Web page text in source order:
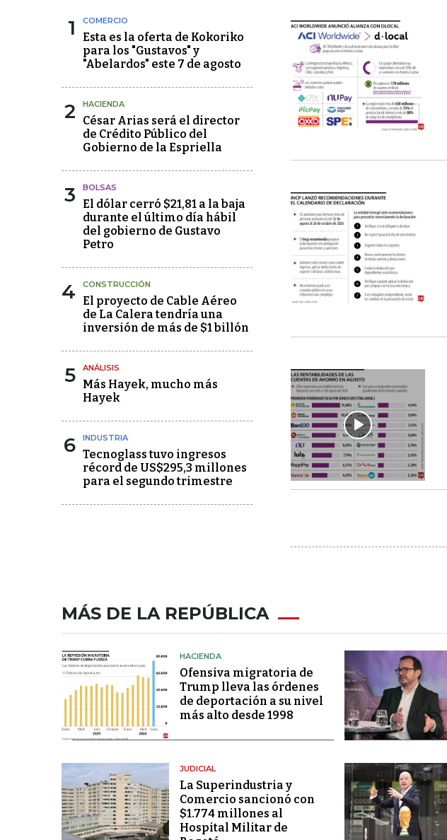
1 COMERCIO
Esta es la oferta de Kokoriko
para los "Gustavos" y
"Abelardos" este 7 de agosto
2 HACIENDA
César Arias será el director
de Crédito Público del
Gobierno de la Espriella
3 BOLSAS
El dólar cerró $21,81 a la baja
durante el último día hábil
del gobierno de Gustavo
Petro
4 CONSTRUCCIÓN
El proyecto de Cable Aéreo
de La Calera tendría una
inversión de más de $1 billón
5 ANÁLISIS
Más Hayek, mucho más
Hayek
6 INDUSTRIA
Tecnoglass tuvo ingresos
récord de US$295,3 millones
para el segundo trimestre
MÁS DE LA REPÚBLICA
HACIENDA
Ofensiva migratoria de
Trump lleva las órdenes
de deportación a su nivel
más alto desde 1998
JUDICIAL
La Superindustria y
Comercio sancionó con
$1.774 millones al
Hospital Militar de